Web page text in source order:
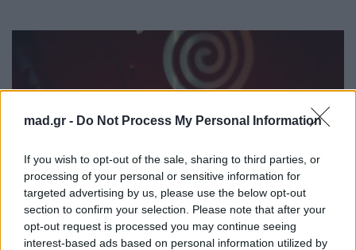
mad.gr - Do Not Process My Personal Information
If you wish to opt-out of the sale, sharing to third parties, or
processing of your personal or sensitive information for
targeted advertising by us, please use the below opt-out
section to confirm your selection. Please note that after your
opt-out request is processed you may continue seeing
interest-based ads based on personal information utilized by